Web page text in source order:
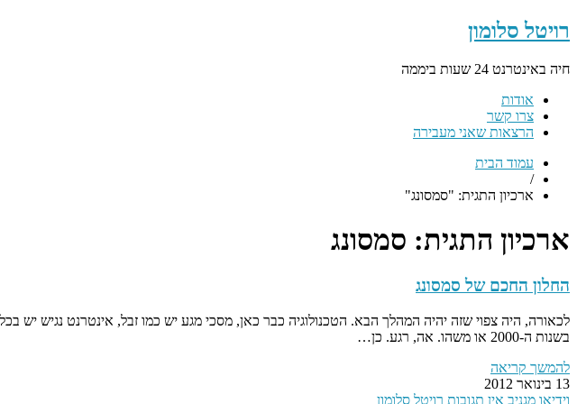
רויטל סלומון
חיה באינטרנט 24 שעות ביממה
אודות
צרו קשר
הרצאות שאני מעבירה
עמוד הבית
/
ארכיון התגית: "סמסונג"
ארכיון התגית: סמסונג
החלון החכם של סמסונג
לכאורה, היה צפוי שזה יהיה המהלך הבא. הטכנולוגיה כבר כאן, מסכי מגע יש כמו זבל, אינטרנט נגיש יש
בשנות ה-2000 או משהו. אה, רגע. כן…
להמשך קריאה
13 בינואר 2012
וידיאו מגניב אין תגובות רויטל סלומון